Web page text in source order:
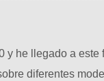
he llegado a este
diferentes